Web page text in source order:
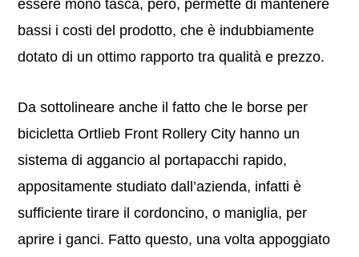
essere mono tasca, però, permette di mantenere
bassi i costi del prodotto, che è indubbiamente
dotato di un ottimo rapporto tra qualità e prezzo.
Da sottolineare anche il fatto che le borse per
bicicletta Ortlieb Front Rollery City hanno un
sistema di aggancio al portapacchi rapido,
appositamente studiato dall’azienda, infatti è
sufficiente tirare il cordoncino, o maniglia, per
aprire i ganci. Fatto questo, una volta appoggiato